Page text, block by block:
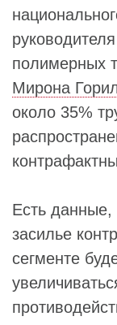
полимерных
Мирона
около 35%
Есть данные,
засилье
сегменте